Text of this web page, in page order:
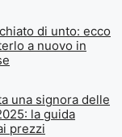
di unto: ecco
a nuovo in
una signora delle
la guida
prezzi